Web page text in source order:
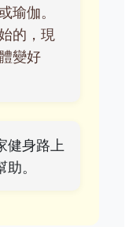
瑜伽。
的，現
變好
健身路上
。